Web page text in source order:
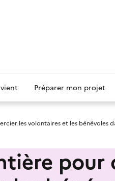
Préparer mon projet
les volontaires et les bénévoles